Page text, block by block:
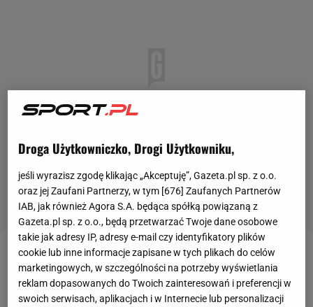
Aleksander Kurcoń
Droga Użytkowniczko, Drogi Użytkowniku,
jeśli wyrazisz zgodę klikając „Akceptuję”, Gazeta.pl sp. z o.o.
oraz jej Zaufani Partnerzy, w tym [676] Zaufanych Partnerów
IAB, jak również Agora S.A. będąca spółką powiązaną z
Gazeta.pl sp. z o.o., będą przetwarzać Twoje dane osobowe
takie jak adresy IP, adresy e-mail czy identyfikatory plików
cookie lub inne informacje zapisane w tych plikach do celów
marketingowych, w szczególności na potrzeby wyświetlania
reklam dopasowanych do Twoich zainteresowań i preferencji w
swoich serwisach, aplikacjach i w Internecie lub personalizacji